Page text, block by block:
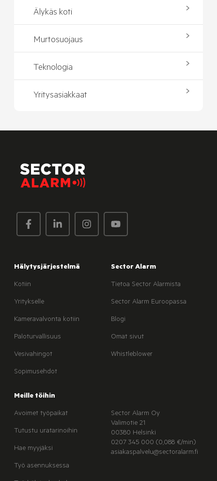
Älykäs koti
Murtosuojaus
Teknologia
Yritysasiakkaat
Hälytysjärjestelmä
Kotiin
Yritykselle
Kameravalvonta kotiin
Paloturvallisuus
Vesivahingot
Sopimusehdot
Sector Alarm
Tietoa Sector Alarmista
Sector Alarm Euroopassa
Blogi
Omat sivut
Whistleblower
Meille töihin
Avoimet työpaikat
Tutustu uratarinoihin
Hae myyjäksi
Työ asennuksessa
Sector Alarm Oy
Valimotie 21
00380 Helsinki
0207 345 000 (0,088 €/min)
asiakaspalvelu@sectoralarm.fi